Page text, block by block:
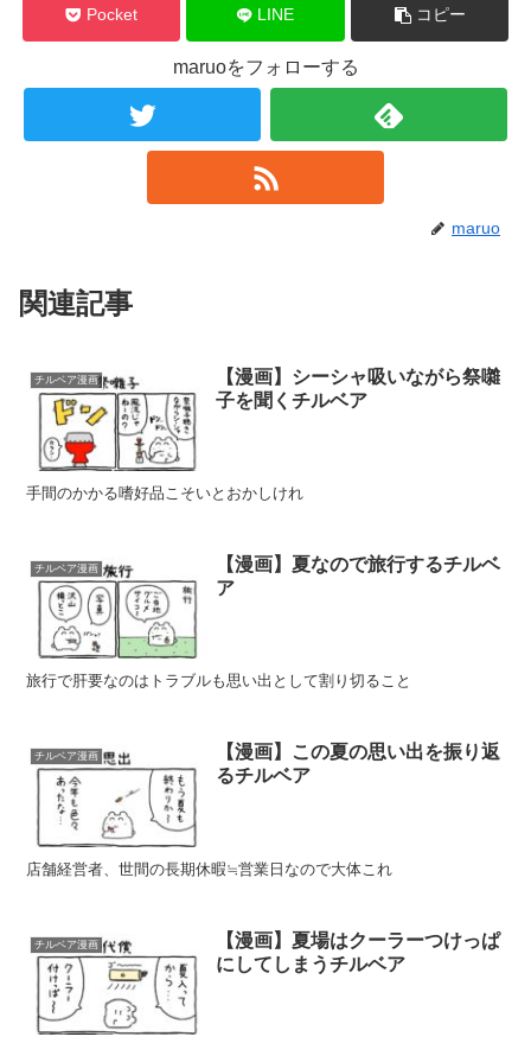
Pocket LINE コピー
maruoをフォローする
maruo
関連記事
チルベア漫画
【漫画】シーシャ吸いながら祭囃
子を聞くチルベア
手間のかかる嗜好品こそいとおかしけれ
チルベア漫画
【漫画】夏なので旅行するチルベ
ア
旅行で肝要なのはトラブルも思い出として割り切ること
チルベア漫画
【漫画】この夏の思い出を振り返
るチルベア
店舗経営者、世間の長期休暇≒営業日なので大体これ
チルベア漫画
【漫画】夏場はクーラーつけっぱ
にしてしまうチルベア